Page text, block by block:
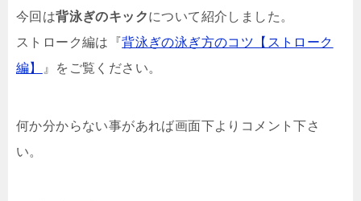
今回は背泳ぎのキックについて紹介しました。
ストローク編は『背泳ぎの泳ぎ方のコツ【ストローク
編】
』をご覧ください。
何か分からない事があれば画面下よりコメント下さ
い。